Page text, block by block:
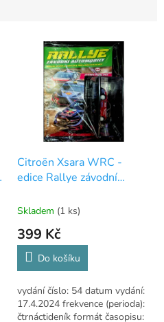
Citroën Xsara WRC -
edice Rallye závodní
Skladem (1 ks)
399 Kč
Do košíku
vydání číslo: 54 datum vydání:
17.4.2024 frekvence (perioda):
čtrnáctideník formát časopisu: